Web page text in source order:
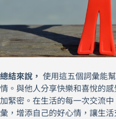
總結來說， 使用這五個詞彙能
情。與他人分享快樂和喜悅的
加緊密。在生活的每一次交流
彙，增添自己的好心情，讓生